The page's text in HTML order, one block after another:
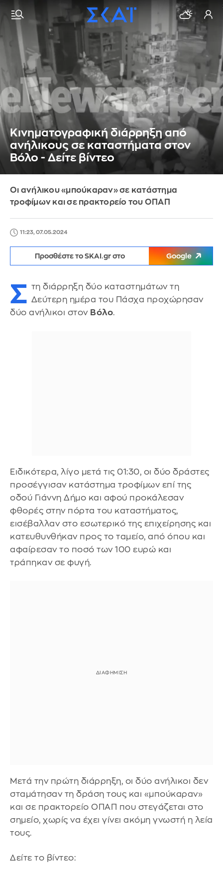
Κινηματογραφική διάρρηξη από
ανήλικους σε καταστήματα στον
Βόλο - Δείτε βίντεο
Οι ανήλικου «μπούκαραν» σε κατάστημα
τροφίμων και σε πρακτορείο του ΟΠΑΠ
11:23, 07.05.2024
Προσθέστε το SKAI.gr στο Google
Σ τη διάρρηξη δύο καταστημάτων τη
Δεύτερη ημέρα του Πάσχα προχώρησαν
δύο ανήλικοι στον Βόλο.
Ειδικότερα, λίγο μετά τις 01:30, οι δύο δράστες
προσέγγισαν κατάστημα τροφίμων επί της
οδού Γιάννη Δήμο και αφού προκάλεσαν
φθορές στην πόρτα του καταστήματος,
εισέβαλλαν στο εσωτερικό της επιχείρησης και
κατευθυνθήκαν προς το ταμείο, από όπου και
αφαίρεσαν το ποσό των 100 ευρώ και
τράπηκαν σε φυγή.
Μετά την πρώτη διάρρηξη, οι δύο ανήλικοι δεν
σταμάτησαν τη δράση τους και «μπούκαραν»
και σε πρακτορείο ΟΠΑΠ που στεγάζεται στο
σημείο, χωρίς να έχει γίνει ακόμη γνωστή η λεία
τους.
Δείτε το βίντεο: